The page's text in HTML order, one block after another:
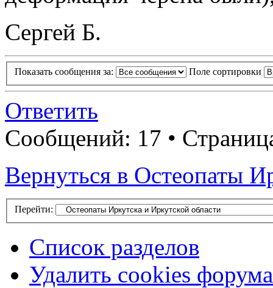
Сергей Б.
Показать сообщения за: Поле сортировки
Ответить
Сообщений: 17 •
Вернуться в Остеопаты
Перейти:
Список разделов
Удалить cookies форума